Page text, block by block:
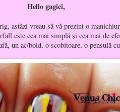
Hello gagici,
astăzi vreau să vă prezint o
este cea mai simplă şi cea mai de
un ac/bold, o scobitoare, o pensulă